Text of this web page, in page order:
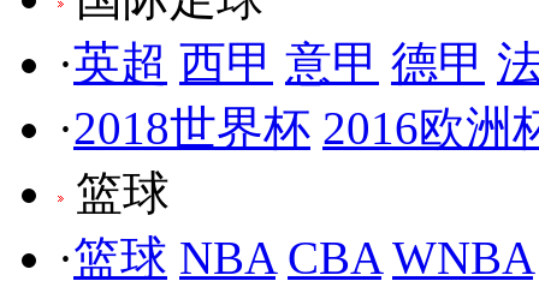
·英超 西甲 意甲 德甲
·2018世界杯 2016欧洲
篮球
·篮球 NBA CBA WNBA